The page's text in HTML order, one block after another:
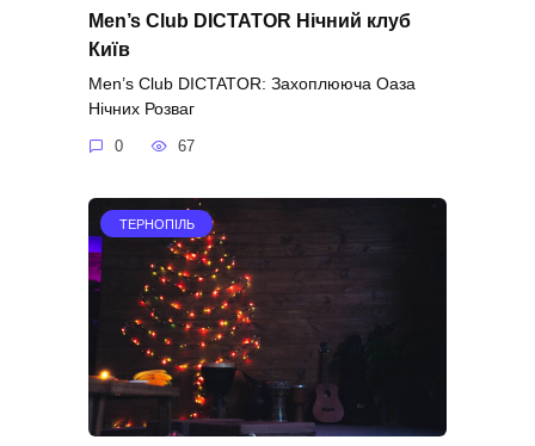
Men’s Club DICTATOR Нічний клуб
Київ
Men’s Club DICTATOR: Захоплююча Оаза
Нічних Розваг
0 67
ТЕРНОПІЛЬ